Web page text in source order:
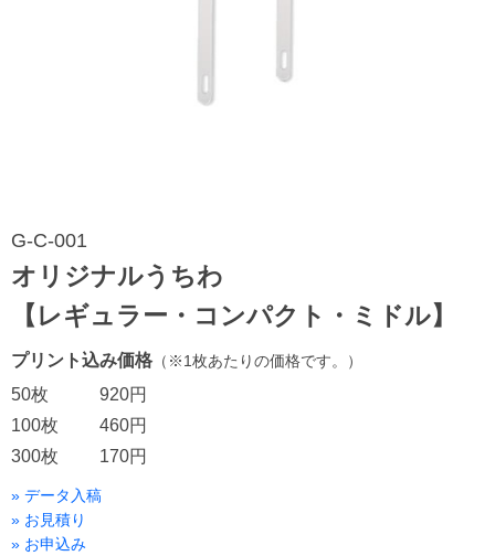
G-C-001
オリジナルうちわ
【レギュラー・コンパクト・ミドル】
プリント込み価格 （※1枚あたりの価格です。）
50枚
100枚
300枚
920円
460円
170円
» データ入稿
» お見積り
» お申込み